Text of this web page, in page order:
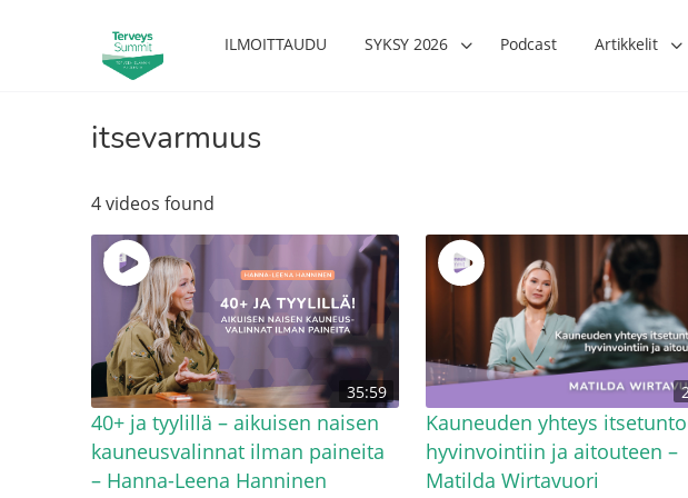
ILMOITTAUDU SYKSY 2026 Podcast Artikkelit
itsevarmuus
4 videos found
35:59
40+ ja tyylillä – aikuisen naisen
kauneusvalinnat ilman paineita
– Hanna-Leena Hanninen
Kauneuden yhteys
hyvinvointiin ja aitouteen –
Matilda Wirtavuori
Lihasharjoittelu on
hormonihoito –